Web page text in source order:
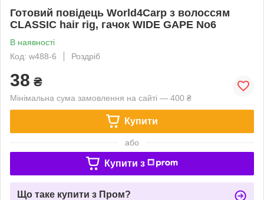
Готовий повідець World4Carp з волоссям
CLASSIC hair rig, гачок WIDE GAPE No6
В наявності
Код: w488-6
Роздріб
38 ₴
Мінімальна сума замовлення на сайті — 400 ₴
Купити
або
Купити з
Що таке купити з Пром?